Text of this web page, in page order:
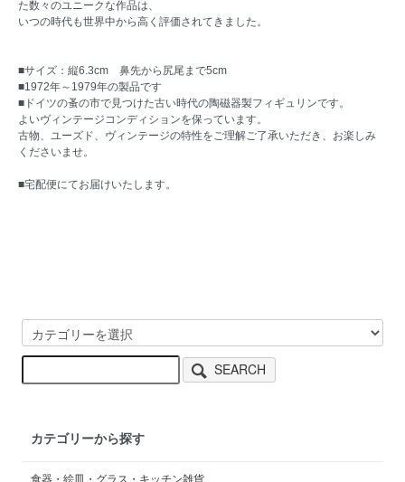
た数々のユニークな作品は、
いつの時代も世界中から高く評価されてきました。
■サイズ：縦6.3cm 鼻先から尻尾まで5cm
■1972年～1979年の製品です
■ドイツの蚤の市で見つけた古い時代の陶磁器製フィギュリンです。
よいヴィンテージコンディションを保っています。
古物、ユーズド、ヴィンテージの特性をご理解ご了承いただき、お楽しみ
くださいませ。
■宅配便にてお届けいたします。
SEARCH
カテゴリーから探す
食器・絵皿・グラス・キッチン雑貨